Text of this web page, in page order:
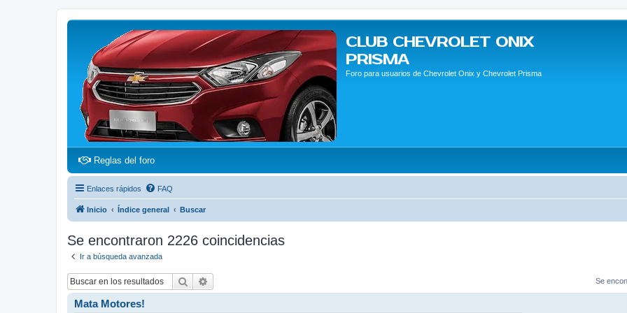
CLUB CHEVROLET ONIX
PRISMA
Foro para usuarios de Chevrolet Onix y Chevrolet Prisma
Reglas del foro(Opens a new tab)
Enlaces rápidos FAQ
Inicio Índice general Buscar
Se encontraron 2226 coincidencias
Ir a búsqueda avanzada
Buscar Se
Mata Motores!